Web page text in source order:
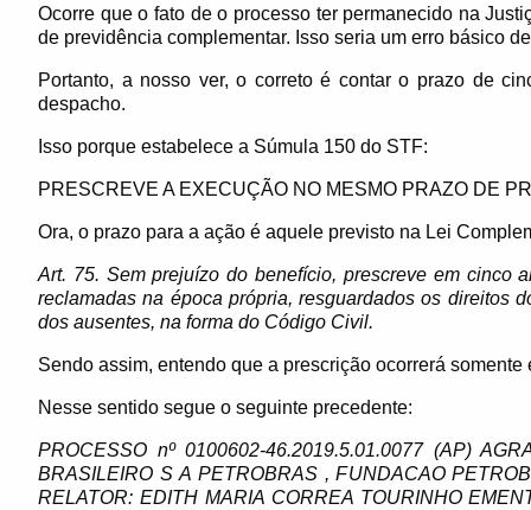
Ocorre que o fato de o processo ter permanecido na
de previdência complementar. Isso seria um erro básico
Portanto, a nosso ver, o correto é contar o prazo de
despacho.
Isso porque estabelece a Súmula 150 do STF:
PRESCREVE A EXECUÇÃO NO MESMO PRAZO DE
Ora, o prazo para a ação é aquele previsto na Lei
Art. 75. Sem prejuízo do benefício, prescreve em cinco
reclamadas na época própria, resguardados os direitos
dos ausentes, na forma do Código Civil.
Sendo assim, entendo que a prescrição ocorrerá somente
Nesse sentido segue o seguinte precedente:
PROCESSO nº 0100602-46.2019.5.01.0077 (AP)
BRASILEIRO S A PETROBRAS , FUNDACAO
RELATOR: EDITH MARIA CORREA TOURINHO